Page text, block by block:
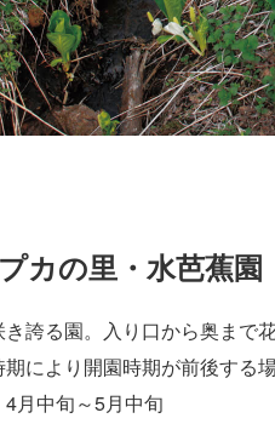
カの里・水芭蕉園
誇る園。入り口から奥まで
により開園時期が前後する
月中旬～5月中旬